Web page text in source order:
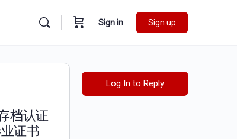
Sign in Sign up
档认证
证书
Log In to Reply